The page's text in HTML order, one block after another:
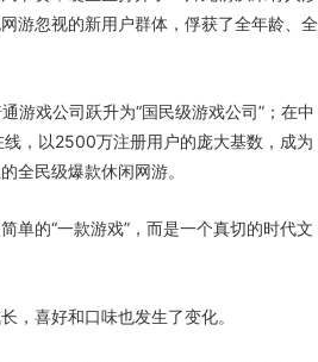
游忽视的新用户群体，俘获了全年龄、全
游戏公司跃升为“国民级游戏公司”；在中
，以2500万注册用户的庞大基数，成为
全民级爆款休闲网游。
单的“一款游戏”，而是一个真切的时代文
，喜好和口味也发生了变化。